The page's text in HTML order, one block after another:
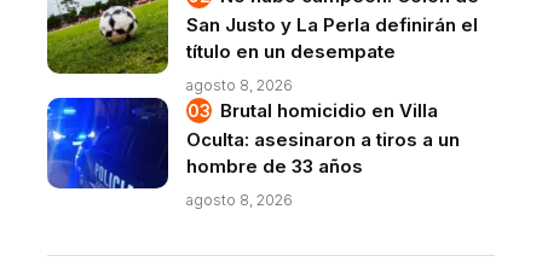
San Justo y La Perla definirán el
título en un desempate
agosto 8, 2026
Brutal homicidio en Villa
Oculta: asesinaron a tiros a un
hombre de 33 años
agosto 8, 2026